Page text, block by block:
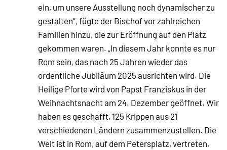
ein, um unsere Ausstellung noch dynamischer zu
gestalten“, fügte der Bischof vor zahlreichen
Familien hinzu, die zur Eröffnung auf den Platz
gekommen waren. „In diesem Jahr konnte es nur
Rom sein, das nach 25 Jahren wieder das
ordentliche Jubiläum 2025 ausrichten wird. Die
Heilige Pforte wird von Papst Franziskus in der
Weihnachtsnacht am 24. Dezember geöffnet. Wir
haben es geschafft, 125 Krippen aus 21
verschiedenen Ländern zusammenzustellen. Die
Welt ist in Rom, auf dem Petersplatz, vertreten,